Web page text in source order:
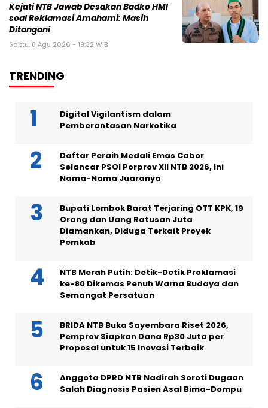
Kejati NTB Jawab Desakan Badko HMI
soal Reklamasi Amahami: Masih
Ditangani
Sabtu, 8 Agu 2026 - 19:32 WIB
TRENDING
Digital Vigilantism dalam
Pemberantasan Narkotika
Daftar Peraih Medali Emas Cabor
Selancar PSOI Porprov XII NTB 2026, Ini
Nama-Nama Juaranya
Bupati Lombok Barat Terjaring OTT KPK, 19
Orang dan Uang Ratusan Juta
Diamankan, Diduga Terkait Proyek
Pemkab
NTB Merah Putih: Detik-Detik Proklamasi
ke-80 Dikemas Penuh Warna Budaya dan
Semangat Persatuan
BRIDA NTB Buka Sayembara Riset 2026,
Pemprov Siapkan Dana Rp30 Juta per
Proposal untuk 15 Inovasi Terbaik
Anggota DPRD NTB Nadirah Soroti Dugaan
Salah Diagnosis Pasien Asal Bima-Dompu